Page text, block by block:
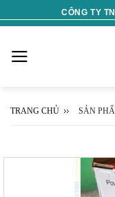
to
CÔNG TY
TRANG CHỦ SẢN